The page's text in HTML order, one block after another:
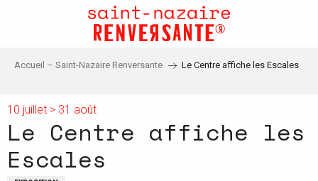
principal
Accueil – Saint-Nazaire Renversante Le Centre affiche les Escales
10 juillet > 31 août
Le Centre affiche les
Escales